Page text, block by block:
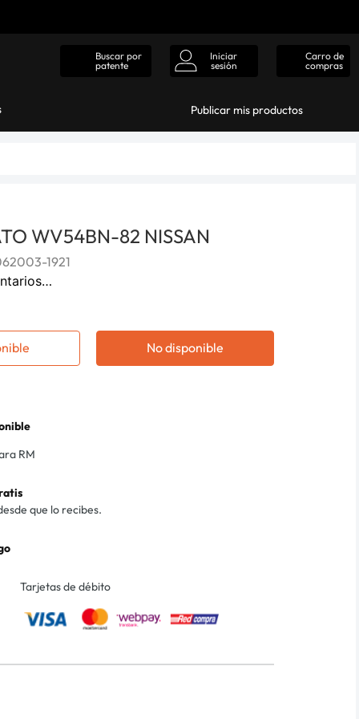
Buscar por
patente
Iniciar
sesión
Carro de
compras
Publicar mis productos
WV54BN-82 NISSAN
1921
No disponible
RM
que lo recibes.
Tarjetas de débito